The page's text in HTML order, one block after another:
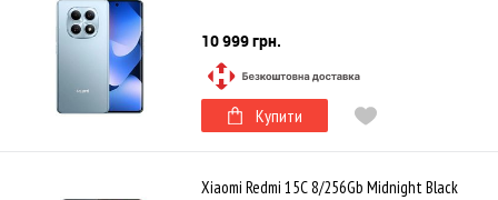
10 999 грн.
Купити
Xiaomi Redmi 15C 8/256Gb Midnight Black